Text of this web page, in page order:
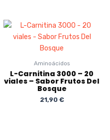
Aminoácidos
L-Carnitina 3000 – 20
viales – Sabor Frutos Del
Bosque
21,90 €